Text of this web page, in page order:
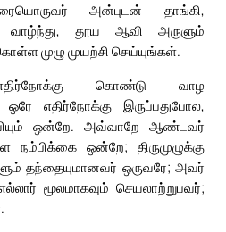
அன்புடன் தாங்கி,
தூய ஆவி அருளும்
முழு முயற்சி செய்யுங்கள்.
கொண்டு வாழ
ஒரே எதிர்நோக்கு இருப்பதுபோல,
ஒன்றே. அவ்வாறே ஆண்டவர்
ஒன்றே; திருமுழுக்கு
தந்தையுமானவர் ஒருவரே; அவர்
மூலமாகவும் செயலாற்றுபவர்;